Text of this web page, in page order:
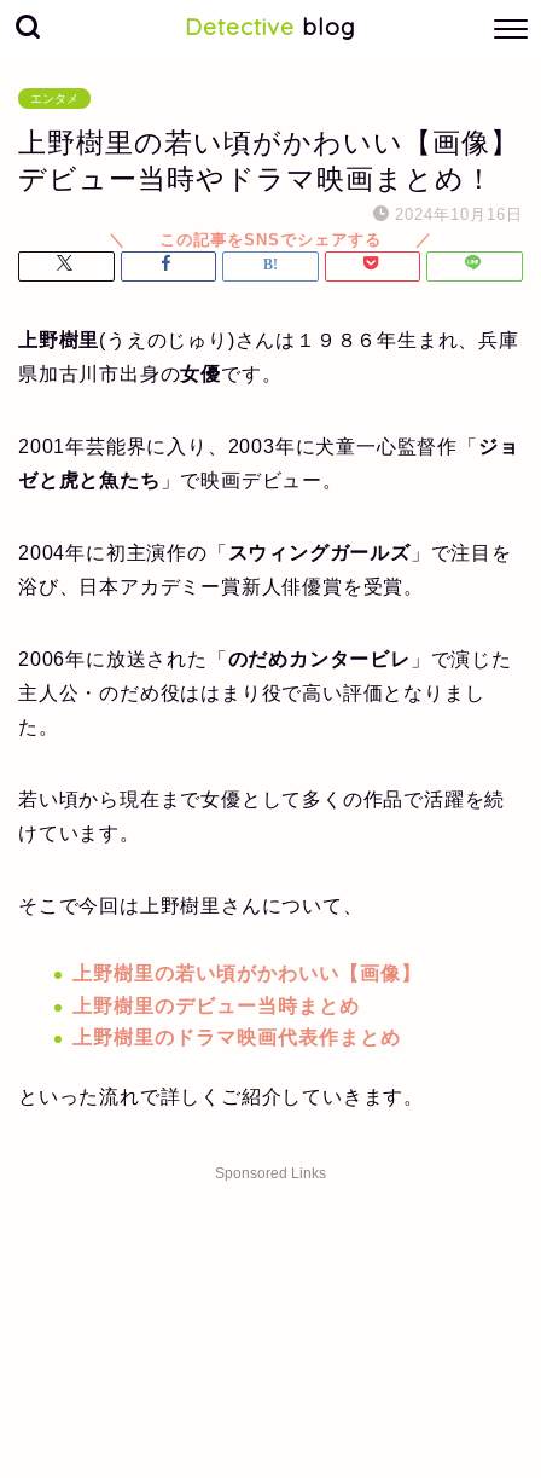
Detective blog
エンタメ
上野樹里の若い頃がかわいい【画像】
デビュー当時やドラマ映画まとめ！
2024年10月16日
上野樹里(うえのじゅり)さんは１９８６年生まれ、兵庫
県加古川市出身の女優です。
2001年芸能界に入り、2003年に犬童一心監督作「 ジョ
ゼと虎と魚たち 」で映画デビュー。
2004年に初主演作の「 スウィングガールズ」で注目を
浴び、日本アカデミー賞新人俳優賞を受賞。
2006年に放送された「 のだめカンタービレ 」で演じた
主人公・のだめ役ははまり役で高い評価となりまし
た。
若い頃から現在まで女優として多くの作品で活躍を続
けています。
そこで今回は上野樹里さんについて、
上野樹里の若い頃がかわいい【画像】
上野樹里のデビュー当時まとめ
上野樹里のドラマ映画代表作まとめ
といった流れで詳しくご紹介していきます。
Sponsored Links